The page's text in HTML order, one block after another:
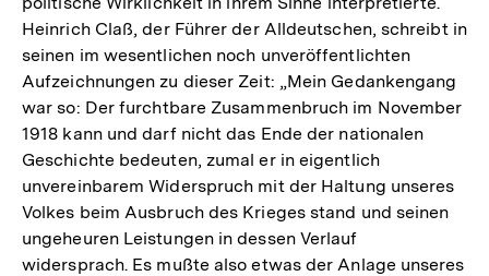
Heinrich Claß, der Führer der Alldeutschen, schreibt in
seinen im wesentlichen noch unveröffentlichten
Aufzeichnungen zu dieser Zeit: „Mein Gedankengang
war so: Der furchtbare Zusammenbruch im November
1918 kann und darf nicht das Ende der nationalen
Geschichte bedeuten, zumal er in eigentlich
unvereinbarem Widerspruch mit der Haltung unseres
Volkes beim Ausbruch des Krieges stand und seinen
ungeheuren Leistungen in dessen Verlauf
widersprach. Es mußte also etwas der Anlage unseres